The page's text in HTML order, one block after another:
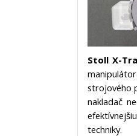
Stoll X-
strojového
nakladač
techniky.